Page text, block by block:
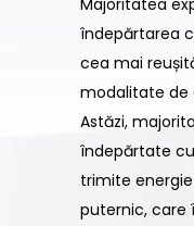
Majoritatea
îndepărtarea
cea mai
modalitate de
Astăzi,
îndepărtate
trimite
puternic, care